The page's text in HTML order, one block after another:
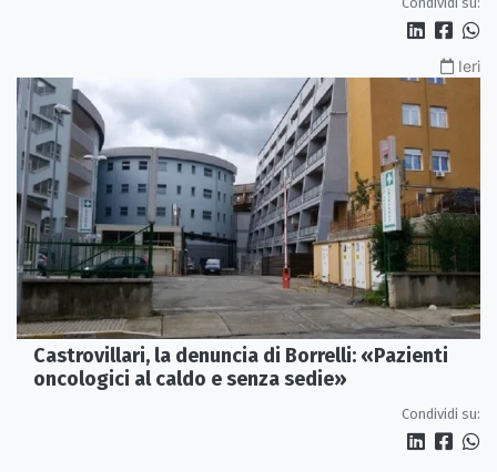
Ieri
Castrovillari, la denuncia di Borrelli: «Pazienti
oncologici al caldo e senza sedie»
Condividi su: